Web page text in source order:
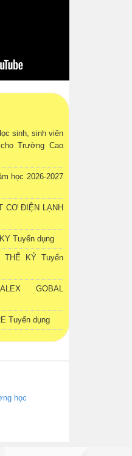
sinh, sinh viên
Trường Cao
học 2026-2027
CƠ ĐIỆN LẠNH
Tuyển dụng
THẾ KỶ Tuyển
GOBAL
Tuyển dụng